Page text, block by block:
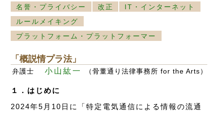
名誉・プライバシー
改正
IT・インターネット
ルールメイキング
プラットフォーム・プラットフォーマー
「概説情プラ法」
弁護士 小山紘一 （骨董通り法律事務所 for the Arts）
１．はじめに
2024年5月10日に「特定電気通信による情報の流通